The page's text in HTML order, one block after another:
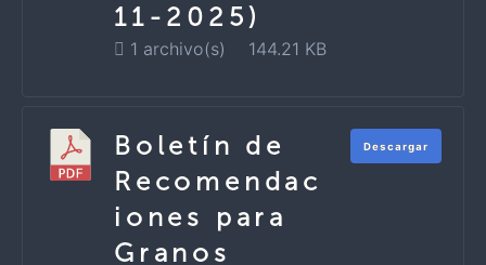
11-2025)
1 archivo(s) 144.21 KB
Boletín de
Recomendac
iones para
Granos
Descargar